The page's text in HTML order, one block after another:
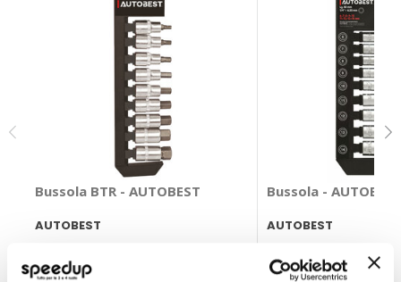
Bussola BTR - AUTOBEST
AUTOBEST
21,75 €
Bussola -
AUTOBEST
17,80 €